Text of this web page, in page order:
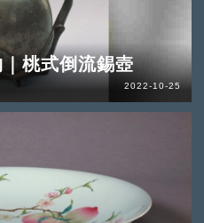
桃式倒流錫壺
2022-10-25